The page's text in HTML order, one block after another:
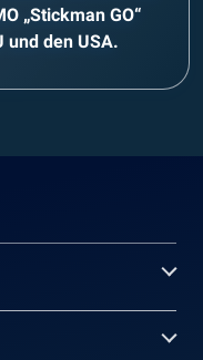
„Stickman GO“
und den USA.